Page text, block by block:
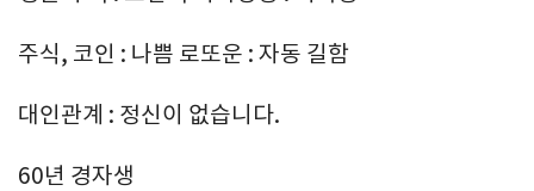
주식, 코인 : 나쁨 로또운 : 자동 길함
대인관계 : 정신이 없습니다.
60년 경자생